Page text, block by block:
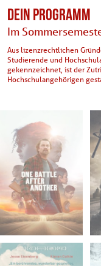
DEIN PROGRAMM
Im
Aus lizenzrechtlichen
Studierende und
gekennzeichnet, ist der
Hochschulangehörigen
Mi. 15.04.2026
20:00
Hörsaal 70.1.5 -
Bib.-Gebäude